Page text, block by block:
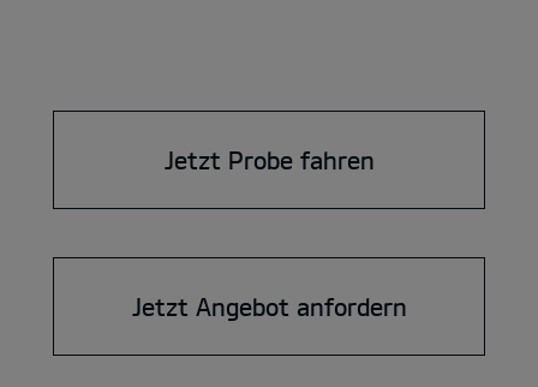
Jetzt Probe fahren
Jetzt Angebot anfordern